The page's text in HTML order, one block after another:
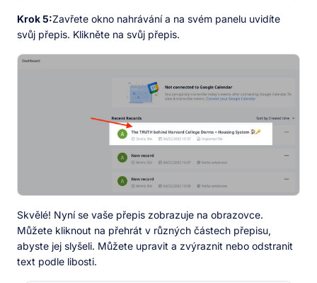
Krok 5:Zavřete okno nahrávání a na svém panelu uvidíte
svůj přepis. Klikněte na svůj přepis.
Skvělé! Nyní se vaše přepis zobrazuje na obrazovce.
Můžete kliknout na přehrát v různých částech přepisu,
abyste jej slyšeli. Můžete upravit a zvýraznit nebo odstranit
text podle libosti.